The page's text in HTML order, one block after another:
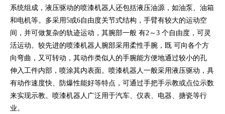
系统组成，液压驱动的喷漆机器人还包括液压油源，如油泵、油箱
和电机等。多采用5或6自由度关节式结构，手臂有较大的运动空
间，并可做复杂的轨迹运动，其腕部一般 有2～3 个自由度，可灵
活运动。较先进的喷漆机器人腕部采用柔性手腕，既 可向各个方
向弯曲，又可转动，其动作类似人的手腕能方便地通过较小的孔
伸入工件内部，喷涂其内表面。喷漆机器人一般采用液压驱动，具
有动作速度快、防爆性能好等特点，可通过手把手示教或点位示数
来实现示教。喷漆机器人广泛用于汽车、仪表、电器、搪瓷等行
业。